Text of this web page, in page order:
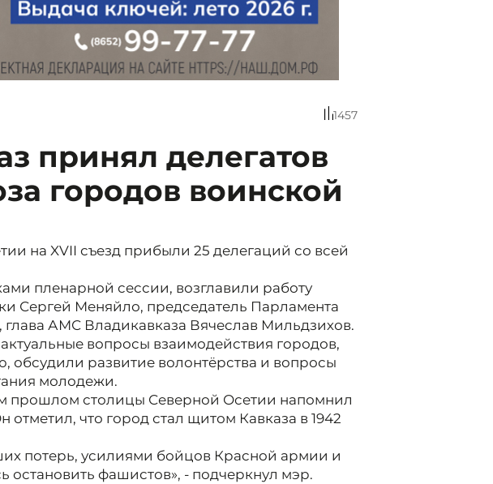
1457
принял делегатов
городов воинской
на XVII съезд прибыли 25 делегаций со всей
пленарной сессии, возглавили работу
Сергей Меняйло, председатель Парламента
глава АМС Владикавказа Вячеслав Мильдзихов.
вопросы взаимодействия городов,
обсудили развитие волонтёрства и вопросы
молодежи.
прошлом столицы Северной Осетии напомнил
отметил, что город стал щитом Кавказа в 1942
потерь, усилиями бойцов Красной армии и
остановить фашистов», - подчеркнул мэр.